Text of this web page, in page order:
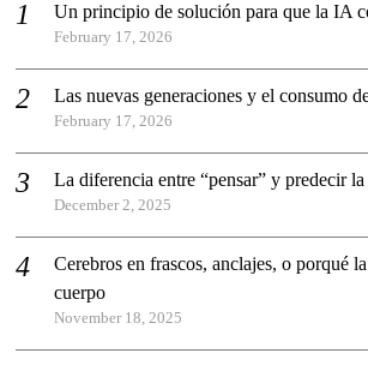
Un principio de solución para que la IA
February 17, 2026
Las nuevas generaciones y el consumo
February 17, 2026
La diferencia entre “pensar” y predecir
December 2, 2025
Cerebros en frascos, anclajes, o porqué
cuerpo
November 18, 2025